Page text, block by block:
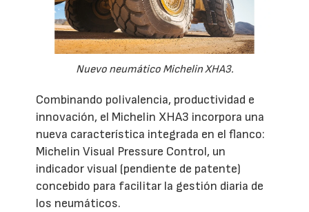
Nuevo neumático Michelin XHA3.
Combinando polivalencia, productividad e
innovación, el Michelin XHA3 incorpora una
nueva característica integrada en el flanco:
Michelin Visual Pressure Control, un
indicador visual (pendiente de patente)
concebido para facilitar la gestión diaria de
los neumáticos.